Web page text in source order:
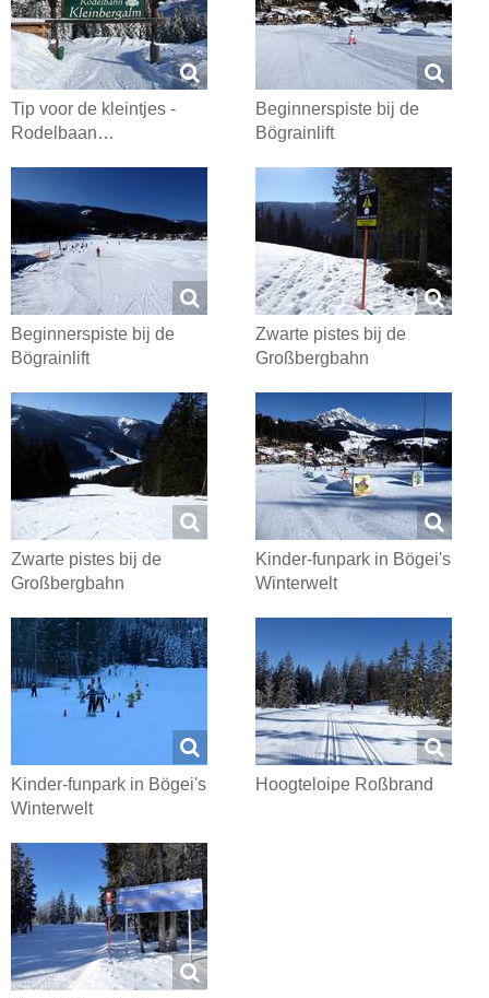
Tip voor de kleintjes -
Rodelbaan…
Beginnerspiste bij de
Bögrainlift
Beginnerspiste bij de
Bögrainlift
Zwarte pistes bij de
Großbergbahn
Zwarte pistes bij de
Großbergbahn
Kinder-funpark in Bögei's
Winterwelt
Kinder-funpark in Bögei's
Winterwelt
Hoogteloipe Roßbrand